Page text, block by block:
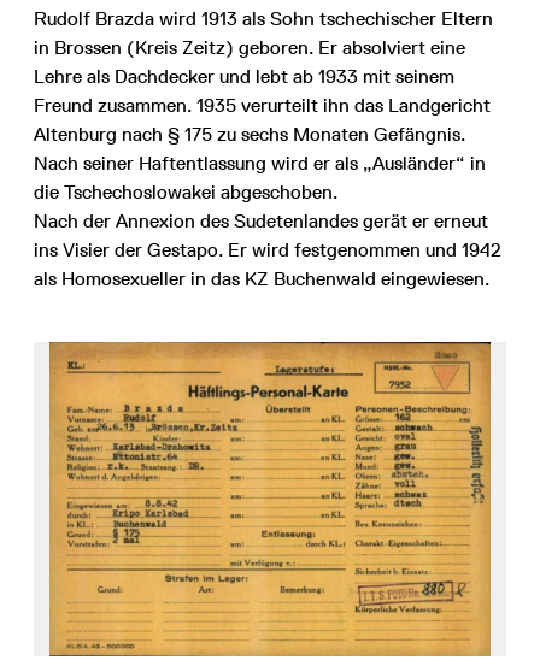
Rudolf Brazda wird 1913 als Sohn tschechischer Eltern
in Brossen (Kreis Zeitz) geboren. Er absolviert eine
Lehre als Dachdecker und lebt ab 1933 mit seinem
Freund zusammen. 1935 verurteilt ihn das Landgericht
Altenburg nach § 175 zu sechs Monaten Gefängnis.
Nach seiner Haftentlassung wird er als „Ausländer“ in
die Tschechoslowakei abgeschoben.
Nach der Annexion des Sudetenlandes gerät er erneut
ins Visier der Gestapo. Er wird festgenommen und 1942
als Homosexueller in das KZ Buchenwald eingewiesen.